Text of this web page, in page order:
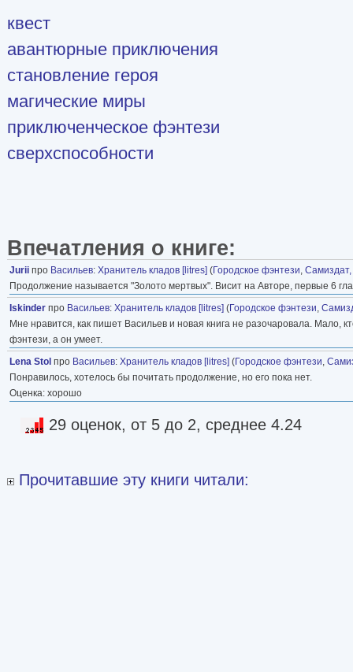
квест
авантюрные приключения
становление героя
магические миры
приключенческое фэнтези
сверхспособности
Впечатления о книге:
Jurii про Васильев: Хранитель кладов [litres] (Городское фэнтези, Самиздат,
Продолжение называется "Золото мертвых". Висит на Авторе, первые 6
Iskinder про Васильев: Хранитель кладов [litres] (Городское фэнтези,
Мне нравится, как пишет Васильев и новая книга не разочаровала. Мало,
фэнтези, а он умеет.
Lena Stol про Васильев: Хранитель кладов [litres] (Городское фэнтези,
Понравилось, хотелось бы почитать продолжение, но его пока нет.
Оценка: хорошо
29 оценок, от 5 до 2, среднее 4.24
Прочитавшие эту книги читали: